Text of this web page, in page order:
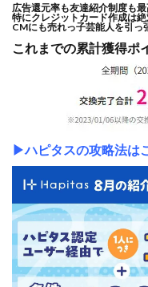
広告還元率も友達紹介制度も最
特にクレジットカード作成は
CMにも売れっ子芸能人を引っ
これまでの累計獲得ポ
▶ハピタスの攻略法は